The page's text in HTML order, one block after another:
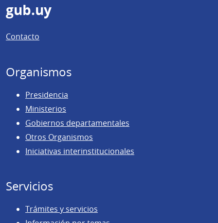
Pie
de
página
gub.uy
Contacto
Organismos
Presidencia
Ministerios
Gobiernos departamentales
Otros Organismos
Iniciativas interinstitucionales
Servicios
Trámites y servicios